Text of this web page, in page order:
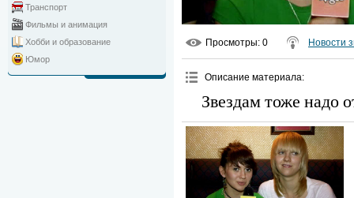
Транспорт
Фильмы и анимация
Хобби и образование
Юмор
Просмотры: 0 Новости
Описание материала:
Звездам тоже надо